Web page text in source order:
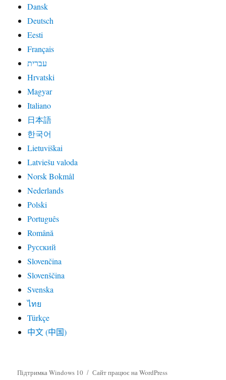
Dansk
Deutsch
Eesti
Français
עברית
Hrvatski
Magyar
Italiano
日本語
한국어
Lietuviškai
Latviešu valoda
Norsk Bokmål
Nederlands
Polski
Português
Română
Русский
Slovenčina
Slovenščina
Svenska
ไทย
Türkçe
中文 (中国)
Підтримка Windows 10 Сайт працює на WordPress